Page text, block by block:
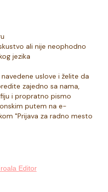
ali nije neophodno
jezika
uslove i želite da
zajedno sa nama,
i propratno pismo
putem na e-
"Prijava za radno mesto
Editor